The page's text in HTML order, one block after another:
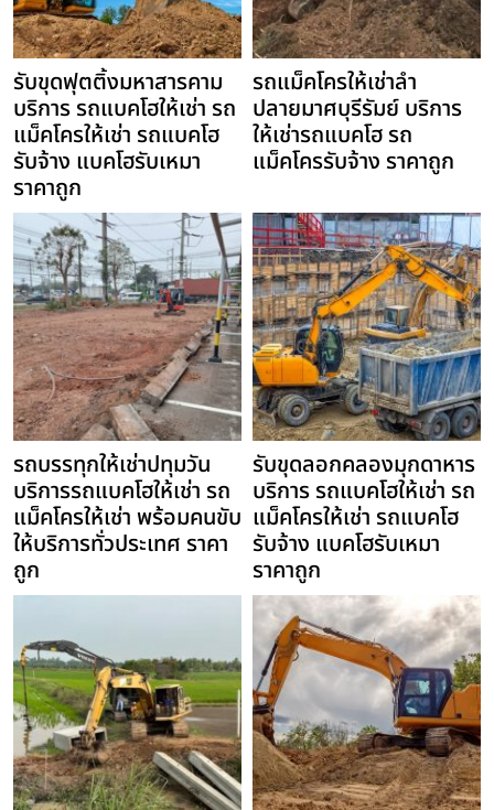
รับขุดฟุตติ้งมหาสารคาม
บริการ รถแบคโฮให้เช่า รถ
แม็คโครให้เช่า รถแบคโฮ
รับจ้าง แบคโฮรับเหมา
ราคาถูก
รถแม็คโครให้เช่าลำ
ปลายมาศบุรีรัมย์ บริการ
ให้เช่ารถแบคโฮ รถ
แม็คโครรับจ้าง ราคาถูก
รถบรรทุกให้เช่าปทุมวัน
บริการรถแบคโฮให้เช่า รถ
แม็คโครให้เช่า พร้อมคนขับ
ให้บริการทั่วประเทศ ราคา
ถูก
รับขุดลอกคลองมุกดาหาร
บริการ รถแบคโฮให้เช่า รถ
แม็คโครให้เช่า รถแบคโฮ
รับจ้าง แบคโฮรับเหมา
ราคาถูก